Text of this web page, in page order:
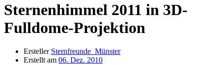
Sternenhimmel 2011 in 3D-
Fulldome-Projektion
Ersteller Sternfreunde_Münster
Erstellt am 06. Dez. 2010